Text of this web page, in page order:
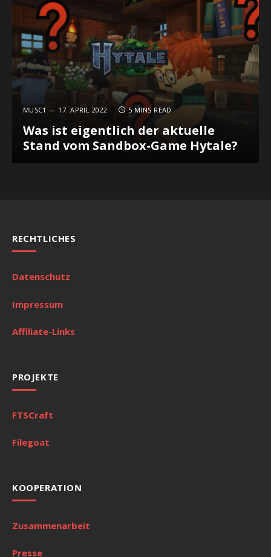
MUSC1 17. APRIL 2022 5 MINS READ
Was ist eigentlich der aktuelle
Stand vom Sandbox-Game Hytale?
RECHTLICHES
Datenschutz
Impressum
Affiliate-Links
PROJEKTE
FTSCraft
Filegoat
KOOPERATION
Zusammenarbeit
Presse